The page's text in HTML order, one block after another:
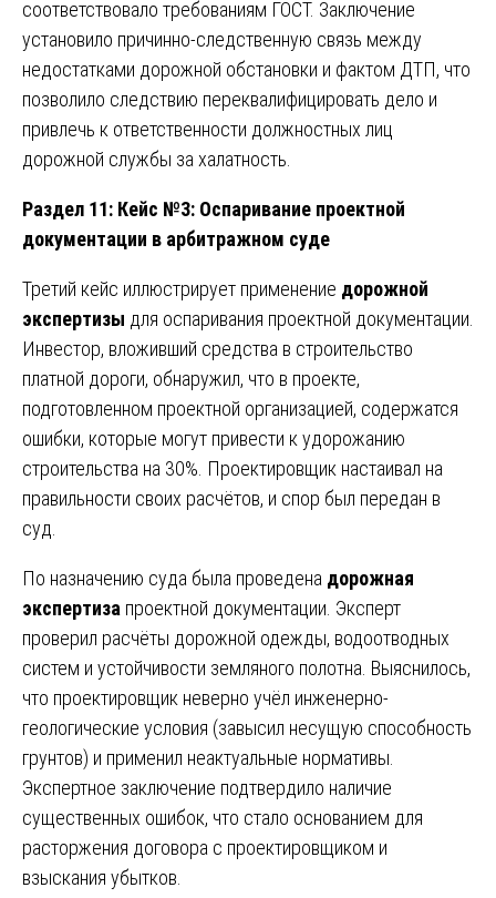
соответствовало требованиям ГОСТ. Заключение
установило причинно-следственную связь между
недостатками дорожной обстановки и фактом ДТП, что
позволило следствию переквалифицировать дело и
привлечь к ответственности должностных лиц
дорожной службы за халатность.
Раздел 11: Кейс №3: Оспаривание проектной
документации в арбитражном суде
Третий кейс иллюстрирует применение дорожной
экспертизы для оспаривания проектной документации.
Инвестор, вложивший средства в строительство
платной дороги, обнаружил, что в проекте,
подготовленном проектной организацией, содержатся
ошибки, которые могут привести к удорожанию
строительства на 30%. Проектировщик настаивал на
правильности своих расчётов, и спор был передан в
суд.
По назначению суда была проведена дорожная
экспертиза проектной документации. Эксперт
проверил расчёты дорожной одежды, водоотводных
систем и устойчивости земляного полотна. Выяснилось,
что проектировщик неверно учёл инженерно-
геологические условия (завысил несущую способность
грунтов) и применил неактуальные нормативы.
Экспертное заключение подтвердило наличие
существенных ошибок, что стало основанием для
расторжения договора с проектировщиком и
взыскания убытков.